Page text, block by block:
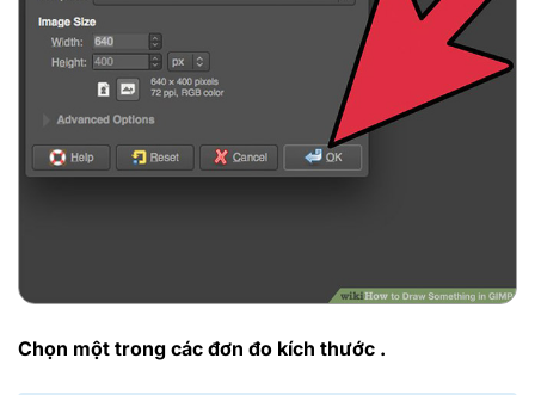
Chọn một trong các đơn đo kích thước .